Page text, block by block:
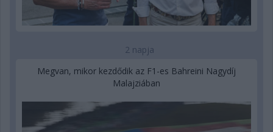
2 napja
Megvan, mikor kezdődik az F1-es Bahreini Nagydíj
Malajziában